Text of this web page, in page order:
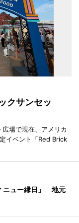
クサンセッ
場で現在、アメリカ
イベント「Red Brick
ニュー縁日」 地元